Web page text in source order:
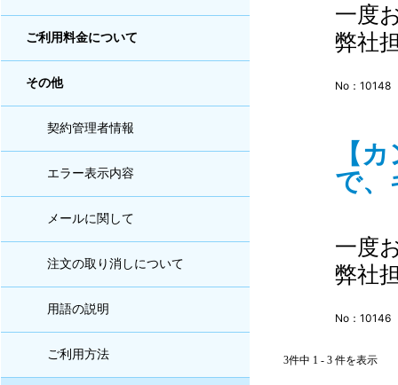
ご利用料金について
その他
契約管理者情報
エラー表示内容
メールに関して
注文の取り消しについて
用語の説明
ご利用方法
一度
弊社
No：10148
【
で
一度
弊社
No：10146
3件中 1 - 3 件を表示